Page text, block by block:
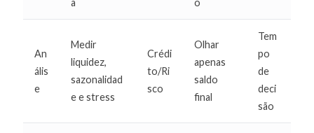
a
o
An
ális
e
Medir
liquidez,
sazonalidad
e e stress
Crédi
to/Ri
sco
Olhar
apenas
saldo
final
Tem
po
de
deci
são